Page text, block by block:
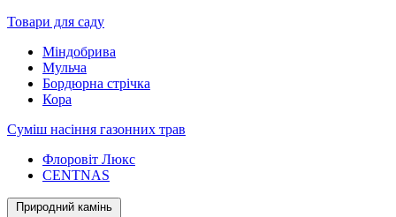
Товари для саду
Міндобрива
Мульча
Бордюрна стрічка
Кора
Суміш насіння газонних трав
Флоровіт Люкс
СENTNAS
Природний камінь